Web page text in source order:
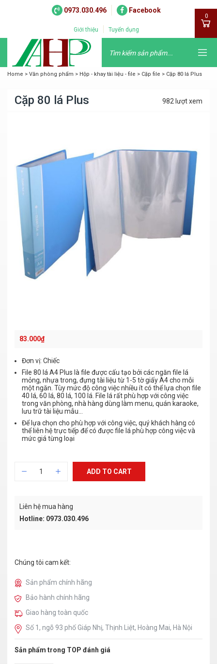
0973.030.496 Facebook
Giới thiệu Tuyển dụng
0
Home > Văn phòng phẩm > Hộp - khay tài liệu - file > Cặp file > Cặp 80 lá Plus
Cặp 80 lá Plus 982 lượt xem
83.000₫
Đơn vị: Chiếc
File 80 lá A4 Plus là file được cấu tạo bởi các ngăn file lá
mỏng, nhựa trong, đựng tài liệu từ 1-5 tờ giấy A4 cho mỗi
một ngăn. Tùy mức độ công việc nhiều ít có thể lựa chọn file
40 lá, 60 lá, 80 lá, 100 lá. File lá rất phù hợp với công việc
trong văn phòng, nhà hàng dùng làm menu, quán karaoke,
lưu trữ tài liệu mẫu…
Để lựa chọn cho phù hợp với công việc, quý khách hàng có
thể liên hệ trực tiếp để có được file lá phù hợp công việc và
mức giá từng loại
ADD TO CART
Liên hệ mua hàng
Hotline: 0973.030.496
Chúng tôi cam kết:
Sản phẩm chính hãng
Bảo hành chính hãng
Giao hàng toàn quốc
Số 1, ngõ 93 phố Giáp Nhị, Thịnh Liệt, Hoàng Mai, Hà Nội
Sản phẩm trong TOP đánh giá